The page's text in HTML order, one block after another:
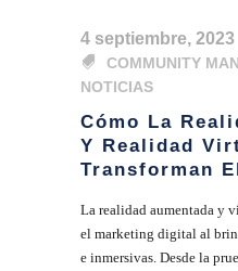
4 septiembre, 2023
COMMUNITY
NOTICIAS
Cómo La
Y Realidad
Transforman
La realidad aumentada y
el marketing digital al
e inmersivas. Desde la